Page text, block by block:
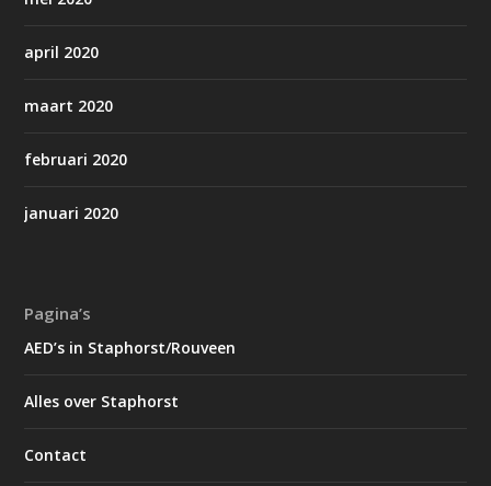
april 2020
maart 2020
februari 2020
januari 2020
Pagina’s
AED’s in Staphorst/Rouveen
Alles over Staphorst
Contact